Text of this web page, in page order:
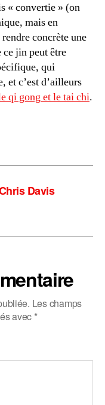
« convertie » (on
mais en
concrète une
jin peut être
qui
et c’est d’ailleurs
qi gong et le tai chi.
Davis
Les champs
avec *